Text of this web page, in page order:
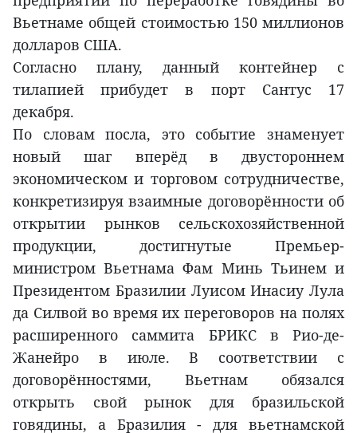
Вьетнаме общей стоимостью 150 миллионов
долларов США.
Согласно плану, данный контейнер с
тилапией прибудет в порт Сантус 17
декабря.
По словам посла, это событие знаменует
новый шаг вперёд в двустороннем
экономическом и торговом сотрудничестве,
конкретизируя взаимные договорённости об
открытии рынков сельскохозяйственной
продукции, достигнутые Премьер-
министром Вьетнама Фам Минь Тьинем и
Президентом Бразилии Луисом Инасиу Лула
да Силвой во время их переговоров на полях
расширенного саммита БРИКС в Рио-де-
Жанейро в июле. В соответствии с
договорённостями, Вьетнам обязался
открыть свой рынок для бразильской
говядины, а Бразилия - для вьетнамской